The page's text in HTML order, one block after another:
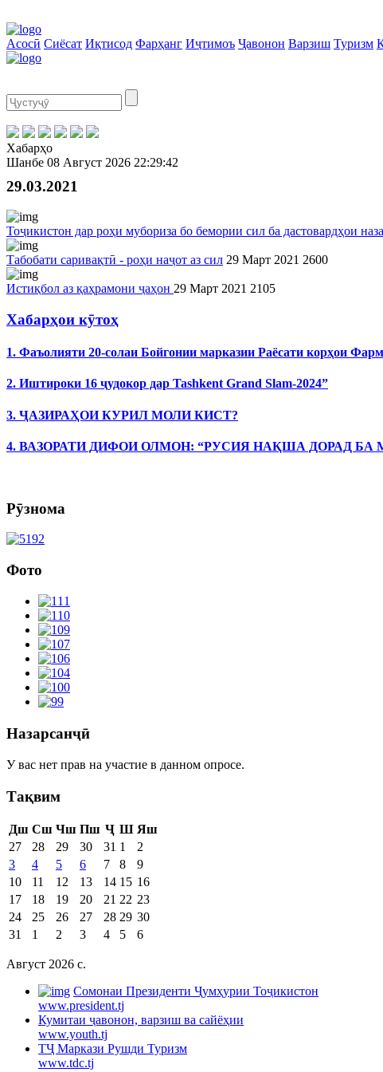
Асосӣ Сиёсат Иқтисод Фарҳанг Иҷтимоъ Ҷавонон Варзиш Туризм
Хабарҳо
Шанбе 08 Август 2026 22:29:42
29.03.2021
Тоҷикистон дар роҳи мубориза бо бемории сил ба дастовардҳои
Табобати саривақтӣ - роҳи наҷот аз сил 29 Март 2021 2600
Истиқбол аз қаҳрамони ҷаҳон 29 Март 2021 2105
Хабарҳои кӯтоҳ
1. Фаъолияти 20-солаи Бойгонии марказии Раёсати корҳои
2. Иштироки 16 ҷудокор дар Tashkent Grand Slam-2024”
3. ҶАЗИРАҲОИ КУРИЛ МОЛИ КИСТ?
4. ВАЗОРАТИ ДИФОИ ОЛМОН: “РУСИЯ НАҚША ДОРАД
Рӯзнома
Фото
Назарсанҷӣ
У вас нет прав на участие в данном опросе.
Тақвим
Дш Сш Чш Пш Ҷ Ш Яш
27
28 29 30 31 1
2
3
4 5 6 7 8
9
10
11 12 13 14 15 16
17
18 19 20 21 22 23
24
25 26 27 28 29 30
31
1 2 3 4 5 6
Август 2026 c.
Cомонаи Президенти Ҷумҳурии Тоҷикистон
www.president.tj
Кумитаи ҷавонон, варзиш ва сайёҳии
www.youth.tj
ТҶ Маркази Рушди Туризм
www.tdc.tj